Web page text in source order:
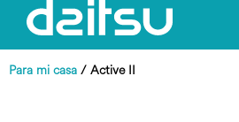
Para mi casa / Active II